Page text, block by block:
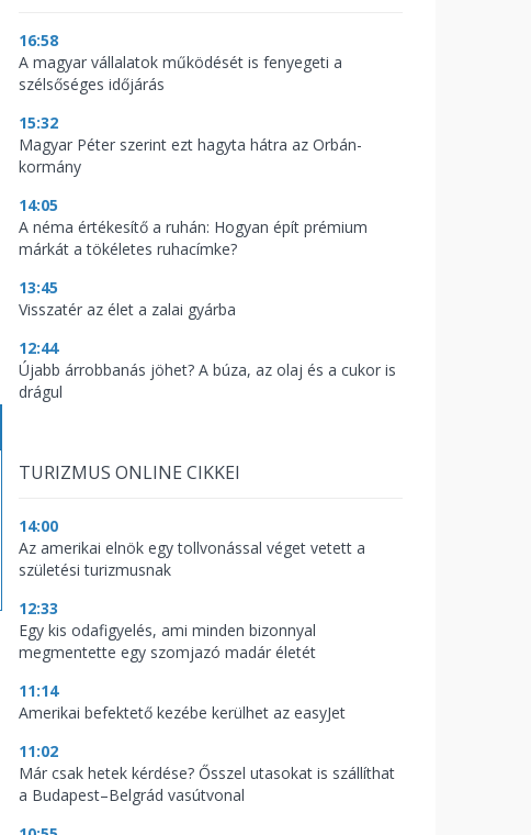
16:58
A magyar vállalatok működését is fenyegeti a
szélsőséges időjárás
15:32
Magyar Péter szerint ezt hagyta hátra az Orbán-
kormány
14:05
A néma értékesítő a ruhán: Hogyan épít prémium
márkát a tökéletes ruhacímke?
13:45
Visszatér az élet a zalai gyárba
12:44
Újabb árrobbanás jöhet? A búza, az olaj és a cukor is
drágul
TURIZMUS ONLINE CIKKEI
14:00
Az amerikai elnök egy tollvonással véget vetett a
születési turizmusnak
12:33
Egy kis odafigyelés, ami minden bizonnyal
megmentette egy szomjazó madár életét
11:14
Amerikai befektető kezébe kerülhet az easyJet
11:02
Már csak hetek kérdése? Ősszel utasokat is szállíthat
a Budapest–Belgrád vasútvonal